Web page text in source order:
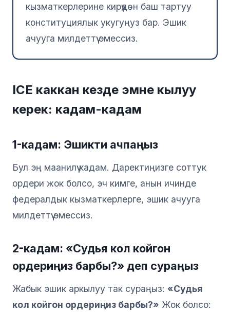
кызматкерлерине кирүүдөн баш тартуу
конституциялык укугуңуз бар. Эшик
ачууга милдеттүү эмессиз.
ICE каккан кезде эмне кылуу
керек: кадам-кадам
1-кадам: Эшикти ачпаңыз
Бул эң маанилүү кадам. Даректиңизге соттук
ордери жок болсо, эч кимге, анын ичинде
федералдык кызматкерлерге, эшик ачууга
милдеттүү эмессиз.
2-кадам: «Судья кол койгон
ордериңиз барбы?» деп сураңыз
Жабык эшик аркылуу так сураңыз: «Судья
кол койгон ордериңиз барбы?» Жок болсо: